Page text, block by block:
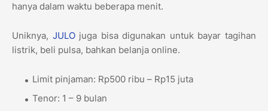
hanya dalam waktu beberapa menit.
Uniknya, JULOjuga bisa digunakan untuk bayar tagihan
listrik, beli pulsa, bahkan belanja online.
Limit pinjaman: Rp500 ribu – Rp15 juta
Tenor: 1 – 9 bulan